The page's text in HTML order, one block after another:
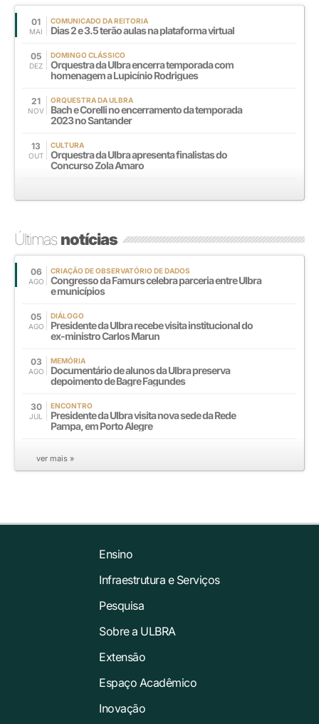
01
MAI
COMUNICADO DA REITORIA
Dias 2 e 3.5 terão aulas na plataforma virtual
05
DEZ
DOMINGO CLÁSSICO
Orquestra da Ulbra encerra temporada com
homenagem a Lupicínio Rodrigues
21
NOV
ORQUESTRA DA ULBRA
Bach e Corelli no encerramento da temporada
2023 no Santander
13
OUT
CULTURA
Orquestra da Ulbra apresenta finalistas do
Concurso Zola Amaro
Últimasnotícias
06
AGO
CRIAÇÃO DE OBSERVATÓRIO DE DADOS
Congresso da Famurs celebra parceria entre Ulbra
e municípios
05
AGO
DIÁLOGO
Presidente da Ulbra recebe visita institucional do
ex-ministro Carlos Marun
03
AGO
MEMÓRIA
Documentário de alunos da Ulbra preserva
depoimento de Bagre Fagundes
30
JUL
ENCONTRO
Presidente da Ulbra visita nova sede da Rede
Pampa, em Porto Alegre
ver mais »
Ensino
Infraestrutura e Serviços
Pesquisa
Sobre a ULBRA
Extensão
Espaço Acadêmico
Inovação